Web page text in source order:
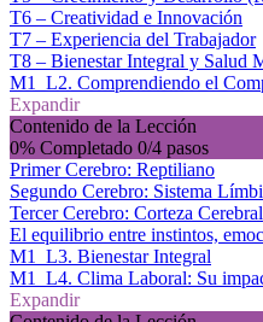
T6 – Creatividad e Innovación
T7 – Experiencia del Trabajador
T8 – Bienestar Integral y Salud
M1_L2. Comprendiendo el
Expandir
Contenido de la Lección
0% Completado 0/4 pasos
Primer Cerebro: Reptiliano
Segundo Cerebro: Sistema
Tercer Cerebro: Corteza Cerebral
El equilibrio entre instintos,
M1_L3. Bienestar Integral
M1_L4. Clima Laboral: Su
Expandir